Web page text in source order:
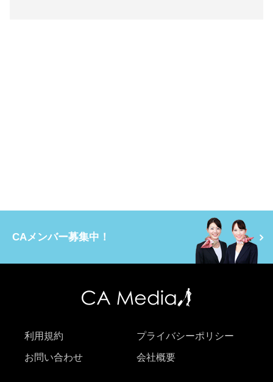
CAメンバー募集中！
利用規約 プライバシーポリシー
お問い合わせ 会社概要